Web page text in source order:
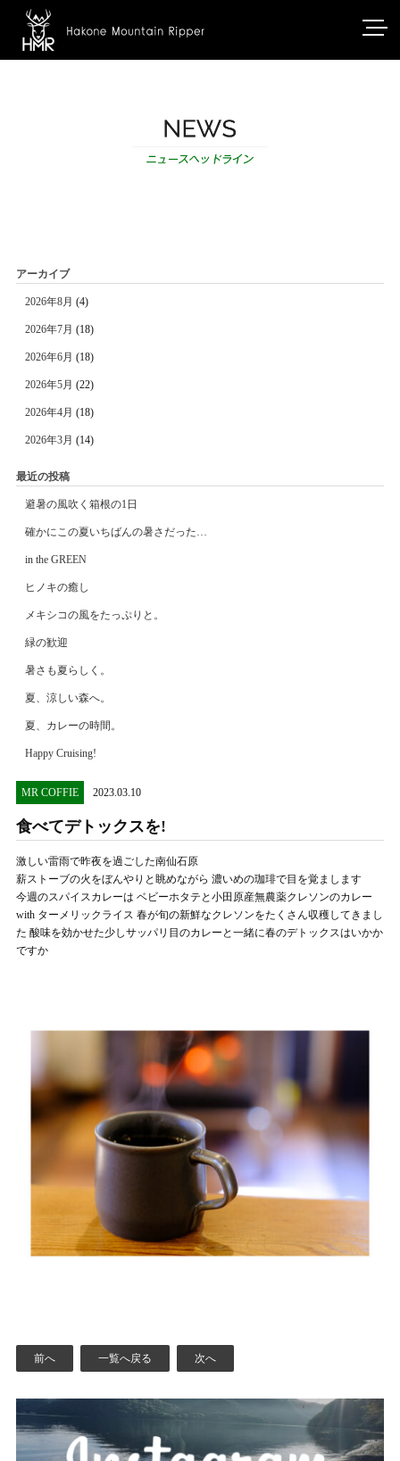
アーカイブ
2026年8月 (4)
2026年7月 (18)
2026年6月 (18)
2026年5月 (22)
2026年4月 (18)
2026年3月 (14)
最近の投稿
避暑の風吹く箱根の1日
確かにこの夏いちばんの暑さだった…
in the GREEN
ヒノキの癒し
メキシコの風をたっぷりと。
緑の歓迎
暑さも夏らしく。
夏、涼しい森へ。
夏、カレーの時間。
Happy Cruising!
MR COFFIE 2023.03.10
食べてデトックスを!
激しい雷雨で昨夜を過ごした南仙石原
薪ストーブの火をぼんやりと眺めながら 濃いめの珈琲で目を覚まします
今週のスパイスカレーは ベビーホタテと小田原産無農薬クレソンのカレー
with ターメリックライス 春が旬の新鮮なクレソンをたくさん収穫してきまし
た 酸味を効かせた少しサッパリ目のカレーと一緒に春のデトックスはいかか
ですか
前へ 一覧へ戻る 次へ